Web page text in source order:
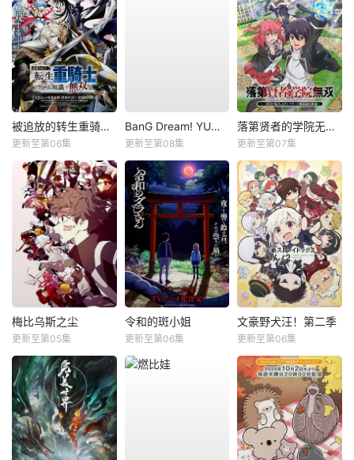
被追放的转生重骑士用游戏知识开无双
更新至第06集
BanG Dream! YUME∞MITA
更新至第08集
落第贤者的学院无双第二回转生，S等级作弊魔术师冒险记
更新至第07集
梅比乌斯之尘
更新至第05集
令和的斑小姐
更新至第06集
文豪野犬汪！第二季
更新至第06集